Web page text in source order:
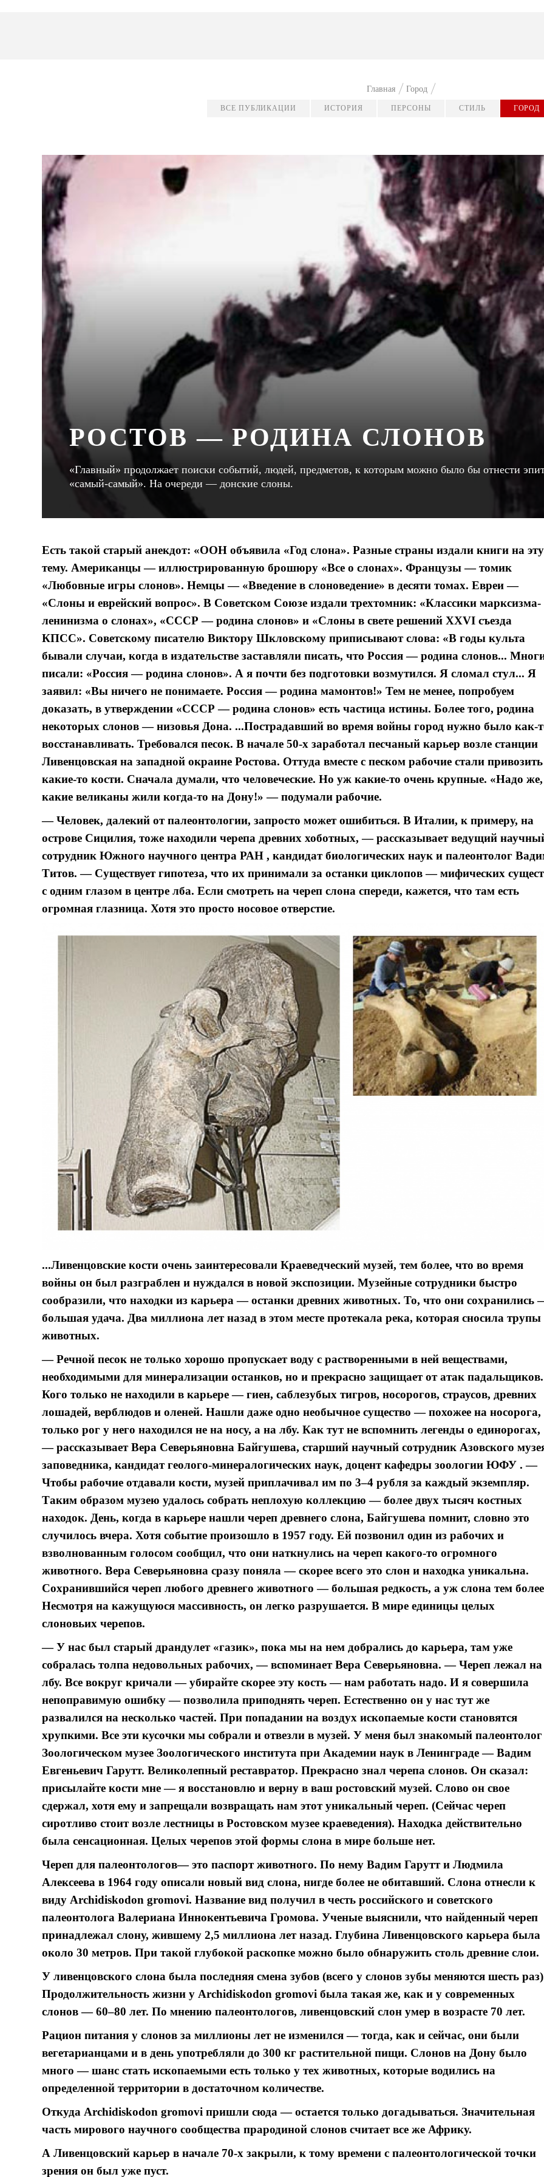
Главная Город
ВСЕ ПУБЛИКАЦИИ ИСТОРИЯ ПЕРСОНЫ СТИЛЬ ГОРОД
РОСТОВ — РОДИНА СЛОНОВ
«Главный» продолжает поиски событий, людей, предметов, к которым можно было бы отнести
«самый-самый». На очереди — донские слоны.
Есть такой старый анекдот: «ООН объявила «Год слона». Разные страны издали книги на эту
тему. Американцы — иллюстрированную брошюру «Все о слонах». Французы — томик
«Любовные игры слонов». Немцы — «Введение в слоноведение» в десяти томах. Евреи —
«Слоны и еврейский вопрос». В Советском Союзе издали трехтомник: «Классики марксизма-
ленинизма о слонах», «СССР — родина слонов» и «Слоны в свете решений XXVI съезда
КПСС». Советскому писателю Виктору Шкловскому приписывают слова: «В годы культа
бывали случаи, когда в издательстве заставляли писать, что Россия — родина слонов...
писали: «Россия — родина слонов». А я почти без подготовки возмутился. Я сломал стул... Я
заявил: «Вы ничего не понимаете. Россия — родина мамонтов!» Тем не менее, попробуем
доказать, в утверждении «СССР — родина слонов» есть частица истины. Более того, родина
некоторых слонов — низовья Дона. ...Пострадавший во время войны город нужно было как-
восстанавливать. Требовался песок. В начале 50-х заработал песчаный карьер возле станции
Ливенцовская на западной окраине Ростова. Оттуда вместе с песком рабочие стали привозить
какие-то кости. Сначала думали, что человеческие. Но уж какие-то очень крупные. «Надо же,
какие великаны жили когда-то на Дону!» — подумали рабочие.
— Человек, далекий от палеонтологии, запросто может ошибиться. В Италии, к примеру, на
острове Сицилия, тоже находили черепа древних хоботных, — рассказывает ведущий
сотрудник Южного научного центра РАН , кандидат биологических наук и палеонтолог
Титов. — Существует гипотеза, что их принимали за останки циклопов — мифических
с одним глазом в центре лба. Если смотреть на череп слона спереди, кажется, что там есть
огромная глазница. Хотя это просто носовое отверстие.
...Ливенцовские кости очень заинтересовали Краеведческий музей, тем более, что во время
войны он был разграблен и нуждался в новой экспозиции. Музейные сотрудники быстро
сообразили, что находки из карьера — останки древних животных. То, что они сохранились
большая удача. Два миллиона лет назад в этом месте протекала река, которая сносила трупы
животных.
— Речной песок не только хорошо пропускает воду с растворенными в ней веществами,
необходимыми для минерализации останков, но и прекрасно защищает от атак падальщиков.
Кого только не находили в карьере — гиен, саблезубых тигров, носорогов, страусов, древних
лошадей, верблюдов и оленей. Нашли даже одно необычное существо — похожее на носорога,
только рог у него находился не на носу, а на лбу. Как тут не вспомнить легенды о единорогах,
— рассказывает Вера Северьяновна Байгушева, старший научный сотрудник Азовского
заповедника, кандидат геолого-минералогических наук, доцент кафедры зоологии ЮФУ . —
Чтобы рабочие отдавали кости, музей приплачивал им по 3–4 рубля за каждый экземпляр.
Таким образом музею удалось собрать неплохую коллекцию — более двух тысяч костных
находок. День, когда в карьере нашли череп древнего слона, Байгушева помнит, словно это
случилось вчера. Хотя событие произошло в 1957 году. Ей позвонил один из рабочих и
взволнованным голосом сообщил, что они наткнулись на череп какого-то огромного
животного. Вера Северьяновна сразу поняла — скорее всего это слон и находка уникальна.
Сохранившийся череп любого древнего животного — большая редкость, а уж слона тем
Несмотря на кажущуюся массивность, он легко разрушается. В мире единицы целых
слоновьих черепов.
— У нас был старый драндулет «газик», пока мы на нем добрались до карьера, там уже
собралась толпа недовольных рабочих, — вспоминает Вера Северьяновна. — Череп лежал на
лбу. Все вокруг кричали — убирайте скорее эту кость — нам работать надо. И я совершила
непоправимую ошибку — позволила приподнять череп. Естественно он у нас тут же
развалился на несколько частей. При попадании на воздух ископаемые кости становятся
хрупкими. Все эти кусочки мы собрали и отвезли в музей. У меня был знакомый палеонтолог
Зоологическом музее Зоологического института при Академии наук в Ленинграде — Вадим
Евгеньевич Гарутт. Великолепный реставратор. Прекрасно знал черепа слонов. Он сказал:
присылайте кости мне — я восстановлю и верну в ваш ростовский музей. Слово он свое
сдержал, хотя ему и запрещали возвращать нам этот уникальный череп. (Сейчас череп
сиротливо стоит возле лестницы в Ростовском музее краеведения). Находка действительно
была сенсационная. Целых черепов этой формы слона в мире больше нет.
Череп для палеонтологов— это паспорт животного. По нему Вадим Гарутт и Людмила
Алексеева в 1964 году описали новый вид слона, нигде более не обитавший. Слона отнесли к
виду Archidiskodon gromovi. Название вид получил в честь российского и советского
палеонтолога Валериана Иннокентьевича Громова. Ученые выяснили, что найденный череп
принадлежал слону, жившему 2,5 миллиона лет назад. Глубина Ливенцовского карьера была
около 30 метров. При такой глубокой раскопке можно было обнаружить столь древние слои.
У ливенцовского слона была последняя смена зубов (всего у слонов зубы меняются шесть
Продолжительность жизни у Archidiskodon gromovi была такая же, как и у современных
слонов — 60–80 лет. По мнению палеонтологов, ливенцовский слон умер в возрасте 70 лет.
Рацион питания у слонов за миллионы лет не изменился — тогда, как и сейчас, они были
вегетарианцами и в день употребляли до 300 кг растительной пищи. Слонов на Дону было
много — шанс стать ископаемыми есть только у тех животных, которые водились на
определенной территории в достаточном количестве.
Откуда Archidiskodon gromovi пришли сюда — остается только догадываться. Значительная
часть мирового научного сообщества прародиной слонов считает все же Африку.
А Ливенцовский карьер в начале 70-х закрыли, к тому времени с палеонтологической точки
зрения он был уже пуст.
Я согласен с политикой конфиденциальности и защиты
Я согласен с политикой конфиденциальности и защиты